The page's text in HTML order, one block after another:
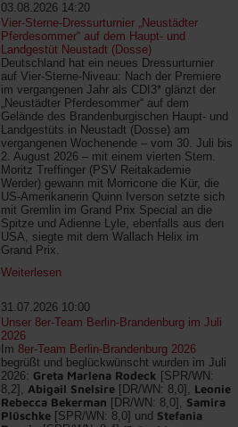
03.08.2026 14:20
Vier-Sterne-Dressurturnier „Neustädter
Pferdesommer“ auf dem Haupt- und
Landgestüt Neustadt (Dosse)
Deutschland hat ein neues Dressurturnier
auf Vier-Sterne-Niveau: Nach der Premiere
im vergangenen Jahr als CDI3* glänzt der
„Neustädter Pferdesommer“ auf dem
Gelände des Brandenburgischen Haupt- und
Landgestüts in Neustadt (Dosse) am
vergangenen Wochenende – vom 30. Juli bis
2. August 2026 – mit einem vierten Stern.
Moritz Treffinger (PSV Reitakademie
Werder) gewann mit Morricone die Kür, die
US-Amerikanerin Quinn Iverson setzte sich
mit Gremlin im Grand Prix Special an die
Spitze und Adienne Lyle, ebenfalls aus den
USA, siegte mit dem Wallach Helix im
Grand Prix.
Weiterlesen
31.07.2026 10:00
Unser 8er-Team Berlin-Brandenburg im Juli
2026
Im 8er-Team Berlin-Brandenburg 2026
begrüßt und beglückwünscht wurden im Juli
2026: Greta Marlena Rodeck [SPR/WN:
8,2], Abigail Snelsire [DR/WN: 8,0], Leonie
Rebecca Bekerman [DR/WN: 8,0], Samira
Plüschke [SPR/WN: 8,0] und Stefania